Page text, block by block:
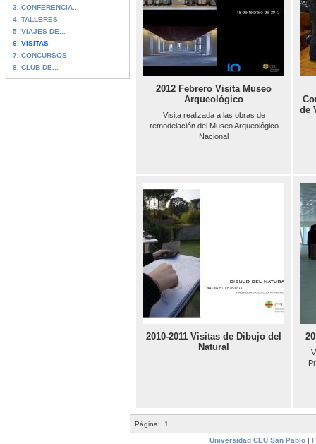
3. CONFERENCIA...
4. TALLERES
5. VIAJES DE...
6. VISITAS
7. CONCURSOS
8. CLUB DE...
2012 Febrero Visita Museo
Arqueológico
Visita realizada a las obras de
remodelación del Museo Arqueológico
Nacional
de
2010-2011 Visitas de Dibujo del
Natural
Página: 1
Universidad CEU San Pablo|